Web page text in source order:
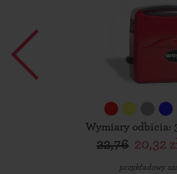
Wymiary odbicia:
22,76 20,32
przykładowy